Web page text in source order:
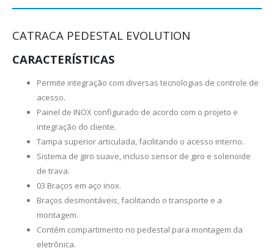
CATRACA PEDESTAL EVOLUTION
CARACTERÍSTICAS
Permite integração com diversas tecnologias de controle de
acesso.
Painel de INOX configurado de acordo com o projeto e
integração do cliente.
Tampa superior articulada, facilitando o acesso interno.
Sistema de giro suave, incluso sensor de giro e solenoide
de trava.
03 Braços em aço inox.
Braços desmontáveis, facilitando o transporte e a
montagem.
Contém compartimento no pedestal para montagem da
eletrônica.